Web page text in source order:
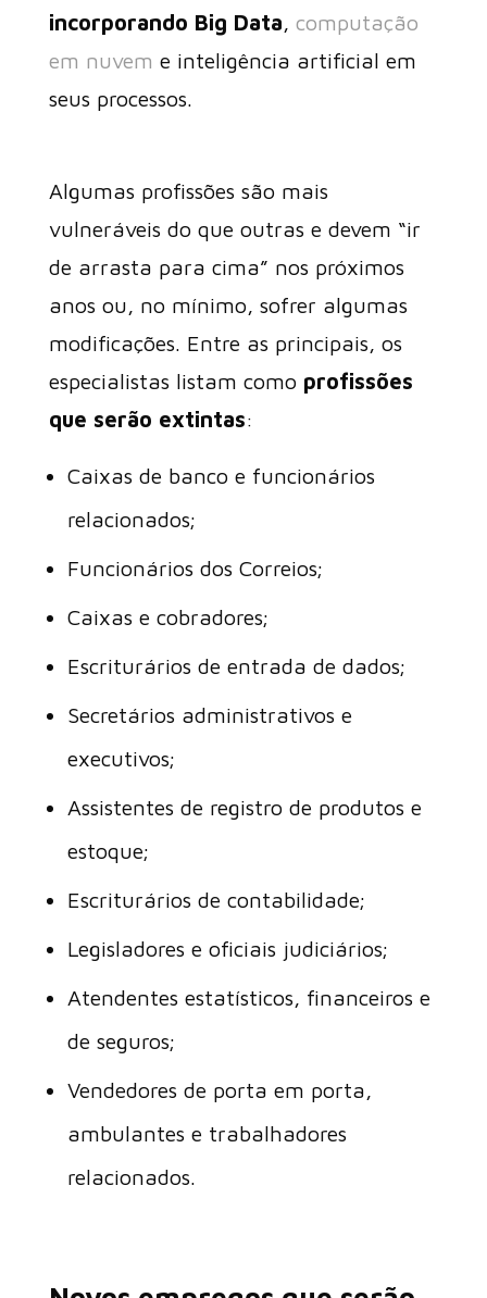
incorporando Big Data computação
em nuvem e inteligência artificial em
seus processos.
Algumas profissões são mais
vulneráveis do que outras e devem “ir
de arrasta para cima” nos próximos
anos ou, no mínimo, sofrer algumas
modificações. Entre as principais, os
especialistas listam como profissões
que serão extintas:
Caixas de banco e funcionários
relacionados;
Funcionários dos Correios;
Caixas e cobradores;
Escriturários de entrada de dados;
Secretários administrativos e
executivos;
Assistentes de registro de produtos e
estoque;
Escriturários de contabilidade;
Legisladores e oficiais judiciários;
Atendentes estatísticos, financeiros e
de seguros;
Vendedores de porta em porta,
ambulantes e trabalhadores
relacionados.